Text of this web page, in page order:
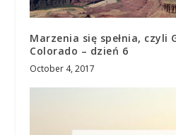
Marzenia się spełnia, czyli
Colorado – dzień 6
October 4, 2017